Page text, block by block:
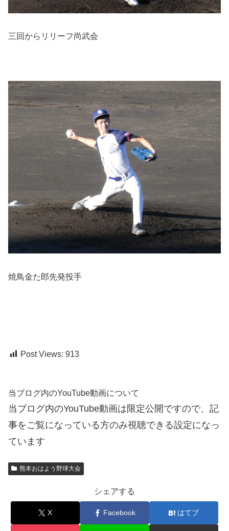
三回からリリーフ尚武会
焼鳥金た郎先発投手
Post Views: 913
当ブログ内のYouTube動画について
当ブログ内のYouTube動画は限定公開ですので、記
事をご覧になっている方のみ視聴できる設定になっ
ています
熊本おはよう野球大会
シェアする
X Facebook はてブ